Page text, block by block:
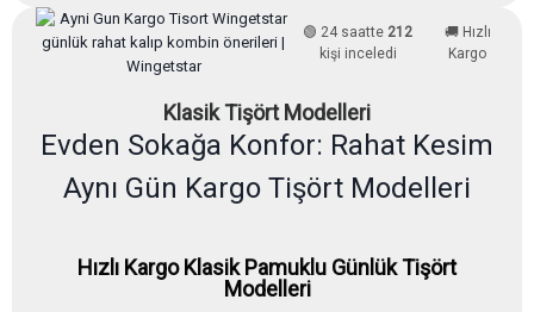
🟢 24 saatte 212
kişi inceledi
🚚 Hızlı
Kargo
Klasik Tişört Modelleri
Evden Sokağa Konfor: Rahat Kesim
Aynı Gün Kargo Tişört Modelleri
Hızlı Kargo Klasik Pamuklu Günlük Tişört
Modelleri